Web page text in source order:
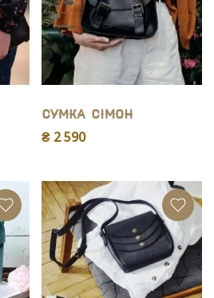
Сумка Сімон
₴ 2 590